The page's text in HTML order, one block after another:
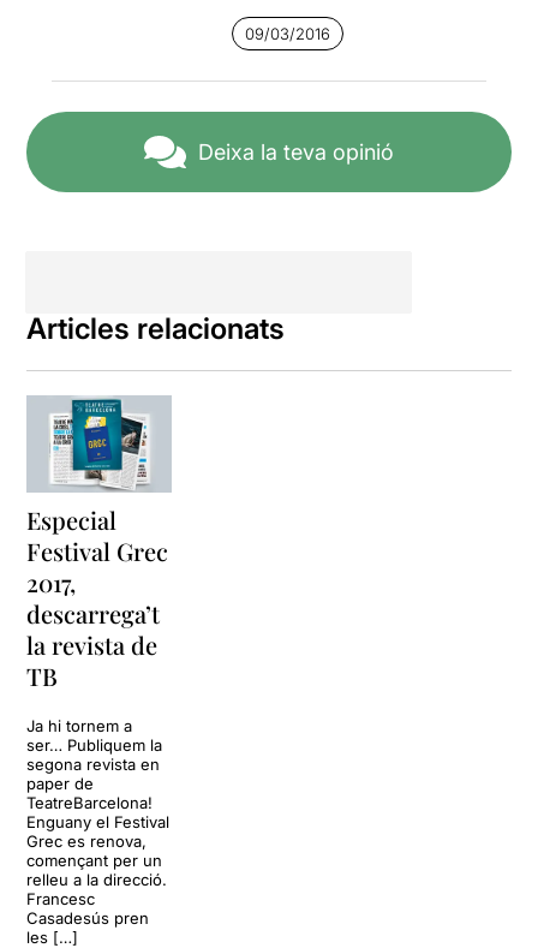
09/03/2016
Deixa la teva opinió
Articles relacionats
Especial
Festival Grec
2017,
descarrega’t
la revista de
TB
Ja hi tornem a
ser… Publiquem la
segona revista en
paper de
TeatreBarcelona!
Enguany el Festival
Grec es renova,
començant per un
relleu a la direcció.
Francesc
Casadesús pren
les […]